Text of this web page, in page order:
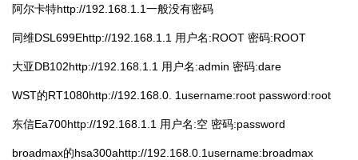
阿尔卡特http://192.168.1.1一般没有密码
同维DSL699Ehttp://192.168.1.1 用户名:ROOT 密码:ROOT
大亚DB102http://192.168.1.1 用户名:admin 密码:dare
WST的RT1080http://192.168.0. 1username:root password:root
东信Ea700http://192.168.1.1 用户名:空 密码:password
broadmax的hsa300ahttp://192.168.0.1username:broadmax